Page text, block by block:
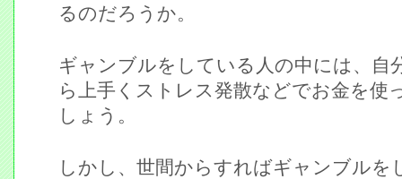
るのだろうか。
ギャンブルをしている人の中には、自
ら上手くストレス発散などでお金を使
しょう。
しかし、世間からすればギャンブルを